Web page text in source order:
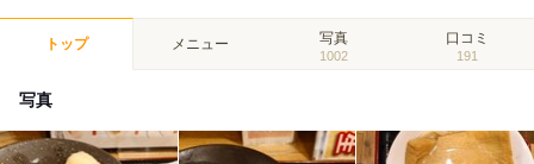
トップ メニュー 写真
1002
口コミ
191
写真